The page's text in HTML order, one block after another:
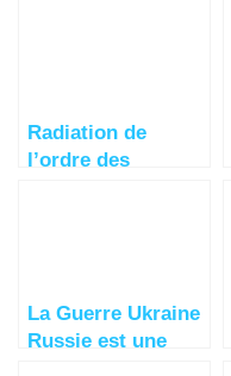
Radiation de
l’ordre des
La Guerre Ukraine
Russie est une